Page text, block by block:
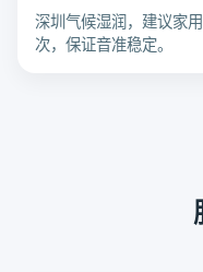
深圳气候湿润，建议家
次，保证音准稳定。